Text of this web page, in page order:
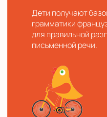
Дети получают
грамматики
для правильной
письменной речи.